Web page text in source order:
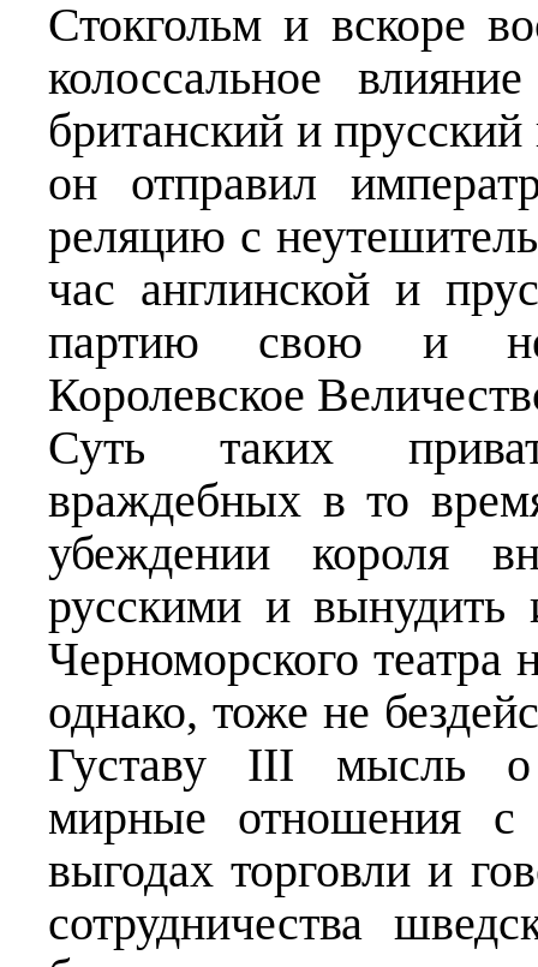
Стокгольм и вскоре
колоссальное
британский и
он отправил
реляцию с
час англинской и
партию свою и
Королевское
Суть таких
враждебных в то
убеждении короля
русскими и вынудить
Черноморского театра
однако, тоже не
Густаву III мысль о
мирные отношения с
выгодах торговли и
сотрудничества